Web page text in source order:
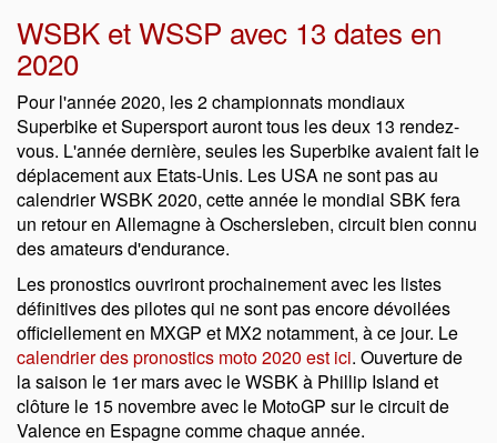
WSBK et WSSP avec 13 dates en
2020
Pour l'année 2020, les 2 championnats mondiaux
Superbike et Supersport auront tous les deux 13 rendez-
vous. L'année dernière, seules les Superbike avaient fait le
déplacement aux Etats-Unis. Les USA ne sont pas au
calendrier WSBK 2020, cette année le mondial SBK fera
un retour en Allemagne à Oschersleben, circuit bien connu
des amateurs d'endurance.
Les pronostics ouvriront prochainement avec les listes
définitives des pilotes qui ne sont pas encore dévoilées
officiellement en MXGP et MX2 notamment, à ce jour. Le
calendrier des pronostics moto 2020 est ici. Ouverture de
la saison le 1er mars avec le WSBK à Phillip Island et
clôture le 15 novembre avec le MotoGP sur le circuit de
Valence en Espagne comme chaque année.